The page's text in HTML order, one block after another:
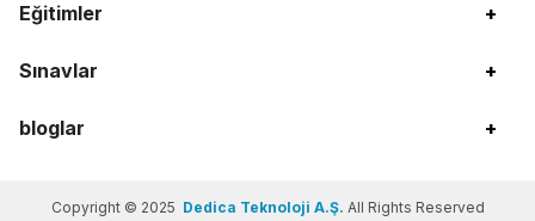
Eğitimler +
Sınavlar +
bloglar +
Copyright © 2025 Dedica Teknoloji A.Ş. All Rights Reserved